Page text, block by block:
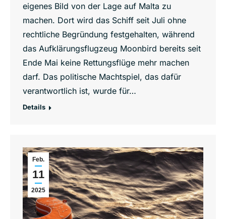
eigenes Bild von der Lage auf Malta zu
machen. Dort wird das Schiff seit Juli ohne
rechtliche Begründung festgehalten, während
das Aufklärungsflugzeug Moonbird bereits seit
Ende Mai keine Rettungsflüge mehr machen
darf. Das politische Machtspiel, das dafür
verantwortlich ist, wurde für…
Details
Feb.
11
2025